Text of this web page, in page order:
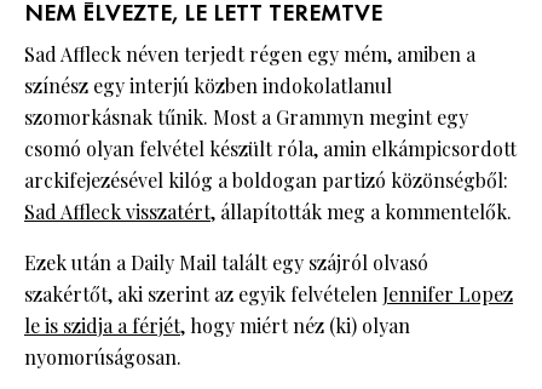
NEM ÉLVEZTE, LE LETT TEREMTVE
Sad Affleck néven terjedt régen egy mém, amiben a
színész egy interjú közben indokolatlanul
szomorkásnak tűnik. Most a Grammyn megint egy
csomó olyan felvétel készült róla, amin elkámpicsordott
arckifejezésével kilóg a boldogan partizó közönségből:
Sad Affleck visszatért, állapították meg a kommentelők.
Ezek után a Daily Mail talált egy szájról olvasó
szakértőt, aki szerint az egyik felvételenJennifer Lopez
le is szidja a férjét, hogy miért néz (ki) olyan
nyomorúságosan.